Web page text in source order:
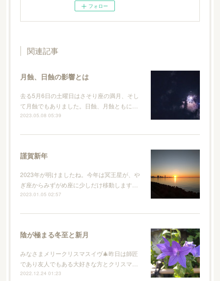
フォロー
関連記事
月蝕、日蝕の影響とは
去る5月6日の土曜日はさそり座の満月、そし
て月蝕でもありました。日蝕、月蝕ともに…
2023.05.08 05:39
謹賀新年
2023年が明けましたね。今年は冥王星が、や
ぎ座からみずがめ座に少しだけ移動します…
2023.01.05 02:57
陰が極まる冬至と新月
みなさまメリークリスマスイヴ🎄昨日は師匠
であり友人でもある大好きな方とクリスマ…
2022.12.24 01:23